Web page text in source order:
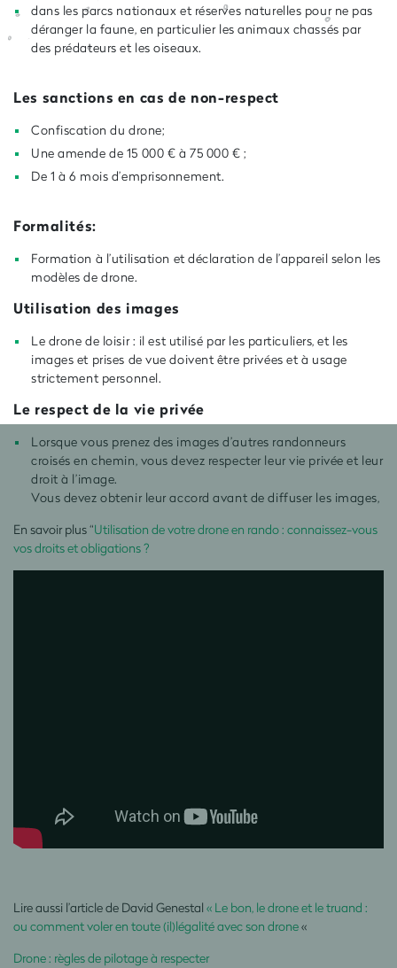
dans les parcs nationaux et réserves naturelles pour ne pas
déranger la faune, en particulier les animaux chassés par
des prédateurs et les oiseaux.
Les sanctions en cas de non-respect
Confiscation du drone;
Une amende de 15 000 € à 75 000 € ;
De 1 à 6 mois d’emprisonnement.
Formalités:
Formation à l’utilisation et déclaration de l’appareil selon les
modèles de drone.
Utilisation des images
Le drone de loisir : il est utilisé par les particuliers, et les
images et prises de vue doivent être privées et à usage
strictement personnel.
Le respect de la vie privée
Lorsque vous prenez des images d’autres randonneurs
croisés en chemin, vous devez respecter leur vie privée et leur
droit à l’image.
Vous devez obtenir leur accord avant de diffuser les images,
En savoir plus “Utilisation de votre drone en rando : connaissez-vous
vos droits et obligations ?
Lire aussi l’article de David Genestal « Le bon, le drone et le truand :
ou comment voler en toute (il)légalité avec son drone«
Drone : règles de pilotage à respecter